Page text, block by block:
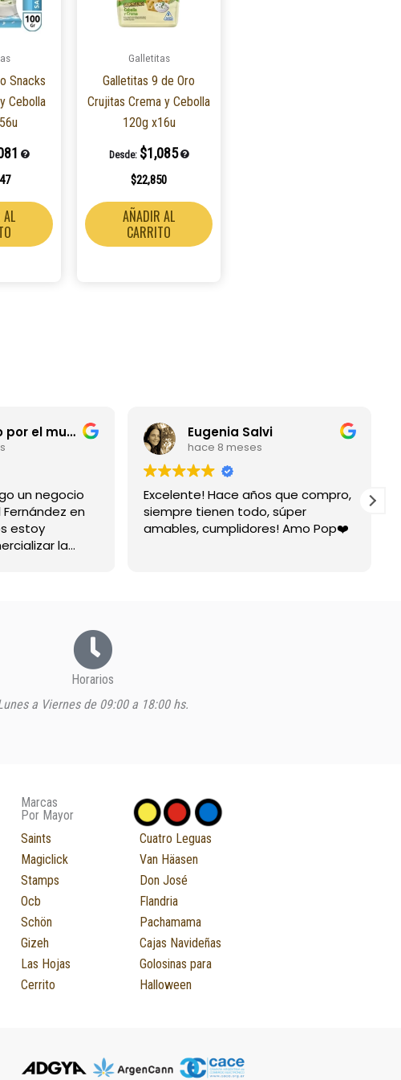
Snacks
Cebolla
Galletitas
Galletitas 9 de Oro
Crujitas Crema y Cebolla
120g x16u
Desde: $1,085
$22,850
AÑADIR AL
CARRITO
entrerriano por el mundo
un negocio
en
estoy
la
Eugenia Salvi
hace 8 meses
Excelente! Hace años que compro,
siempre tienen todo, súper
amables, cumplidores! Amo Pop❤️
Horarios
a Viernes de 09:00 a 18:00 hs.
Marcas
Por Mayor
Saints
Magiclick
Stamps
Ocb
Schön
Gizeh
Las Hojas
Cerrito
Cuatro Leguas
Van Häasen
Don José
Flandria
Pachamama
Cajas Navideñas
Golosinas para
Halloween